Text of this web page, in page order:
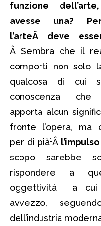
funzione
avesse una?
l’arteÂ deve
Â Sembra che il
comporti non solo
qualcosa di
conoscenza,
apporta alcun
fronte l’opera, ma
per di pià¹Â
scopo sarebbe
rispondere a
oggettività a cui
avvezzo,
dell’industria